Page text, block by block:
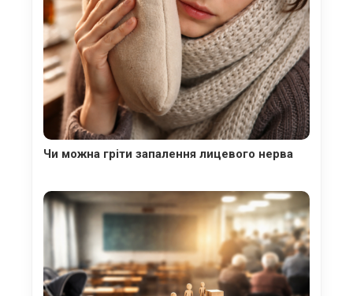
Чи можна гріти запалення лицевого нерва